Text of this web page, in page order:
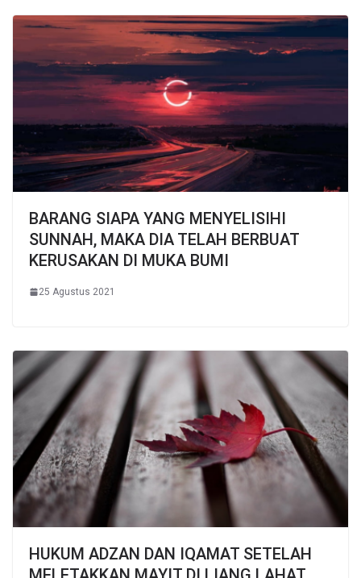
BARANG SIAPA YANG MENYELISIHI
SUNNAH, MAKA DIA TELAH BERBUAT
KERUSAKAN DI MUKA BUMI
25 Agustus 2021
HUKUM ADZAN DAN IQAMAT SETELAH